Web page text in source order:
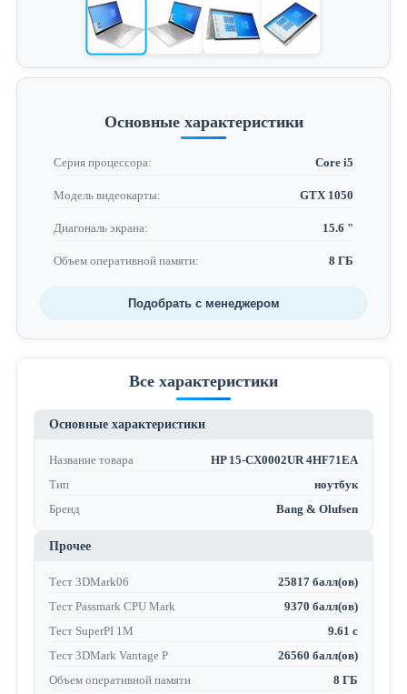
Основные характеристики
Серия процессора: Core i5
Модель видеокарты: GTX 1050
Диагональ экрана: 15.6 "
Объем оперативной памяти: 8 ГБ
Подобрать с менеджером
Все характеристики
Основные характеристики
Название товара
HP 15-CX0002UR 4HF71EA
Тип
ноутбук
Бренд
Bang & Olufsen
Прочее
Тест 3DMark06
25817 балл(ов)
Тест Passmark CPU Mark
9370 балл(ов)
Тест SuperPI 1M
9.61 с
Тест 3DMark Vantage P
26560 балл(ов)
Объем оперативной памяти
8 ГБ